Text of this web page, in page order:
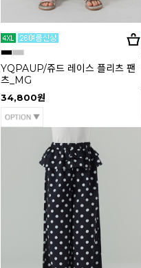
YQPAUP/쥬드 레이스 플리츠 팬
츠_MG
34,800원